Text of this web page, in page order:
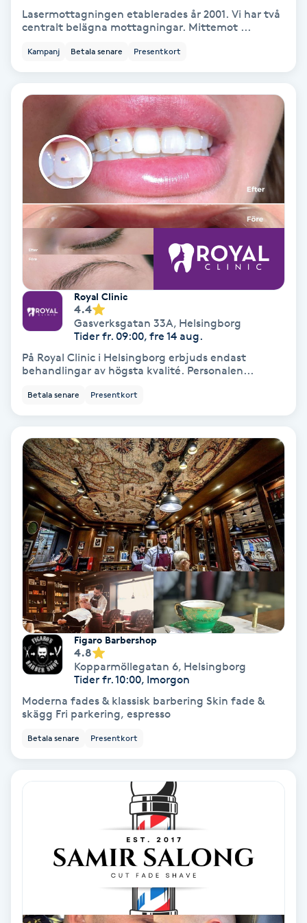
Keratinbehandling
Kinesisk medicin
Kiropraktik
Klangmassage
Klippning
Klippning & Slingor
Klippning ungdom
Koppningsmassage
Kosmetisk tatuering
Kroppsinpackning
Kroppspeeling
Käkledsbehandling
Kärlbehandling
Laserbehandling
Lashlift Keratin
LED-ljusterapi
Liktornar
LPG-massage
Lasermottagningen etablerades år 2001. Vi har två
centralt belägna mottagningar. Mittemot ...
Kampanj Betala senare Presentkort
Royal Clinic
4.4
Gasverksgatan 33A, Helsingborg
Tider fr. 09:00, fre 14 aug.
På Royal Clinic i Helsingborg erbjuds endast
behandlingar av högsta kvalité. Personalen...
Betala senare Presentkort
Figaro Barbershop
4.8
Kopparmöllegatan 6, Helsingborg
Tider fr. 10:00, Imorgon
Moderna fades & klassisk barbering Skin fade &
skägg Fri parkering, espresso
Betala senare Presentkort